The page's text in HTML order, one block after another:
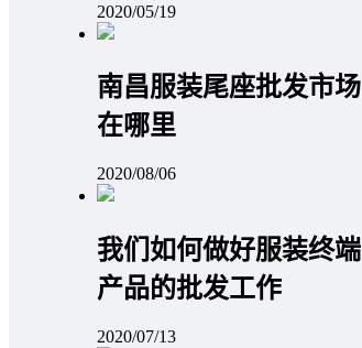
2020/05/19
南昌服装尾座批发市场
在哪里
2020/08/06
我们如何做好服装终端
产品的批发工作
2020/07/13